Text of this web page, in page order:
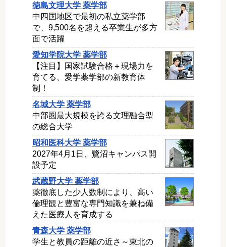
徳島文理大学 薬学部
中四国地区で最初の私立薬学部
で、9,500名を超える卒業生が多方
面で活躍
愛知学院大学 薬学部
【注目】国家試験合格＋現場力を
育てる、愛学薬学部の新教育体
制！
名城大学 薬学部
中部圏最大規模を誇る文理融合型
の総合大学
昭和医科大学 薬学部
2027年4月1日、鷺沼キャンパス開
設予定
武蔵野大学 薬学部
薬徹底した少人数制により、高い
倫理観と豊富な専門知識を兼ね備
えた医療人を育成する
青森大学 薬学部
学生と教員の距離の近さ～東北の